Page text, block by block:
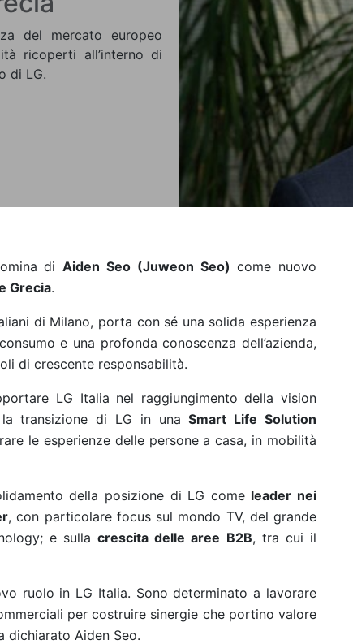
del mercato europeo
ricoperti all’interno di
di LG.
diAiden Seo (Juweon Seo) come nuovo
Grecia.
di Milano, porta con sé una solida esperienza
e una profonda conoscenza dell’azienda,
di crescente responsabilità.
LG Italia nel raggiungimento della vision
transizione di LG in unaSmart Life Solution
le esperienze delle persone a casa, in mobilità
della posizione di LG come leader nei
, con particolare focus sul mondo TV, del grande
e sulla crescita delle aree B2B, tra cui il
ruolo in LG Italia. Sono determinato a lavorare
per costruire sinergie che portino valore
dichiarato Aiden Seo.